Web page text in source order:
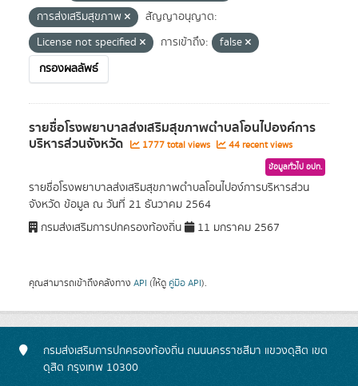
การส่งเสริมสุขภาพ
สัญญาอนุญาต:
License not specified
การเข้าถึง:
false
กรองผลลัพธ์
รายชื่อโรงพยาบาลส่งเสริมสุขภาพตำบลโอนไปองค์การ
บริหารส่วนจังหวัด 1777 total views 44 recent views
ข้อมูลทั่วไป อปท.
รายชื่อโรงพยาบาลส่งเสริมสุขภาพตำบลโอนไปอง์การบริหารส่วน
จังหวัด ข้อมูล ณ วันที่ 21 ธันวาคม 2564
กรมส่งเสริมการปกครองท้องถิ่น
11 มกราคม 2567
คุณสามารถเข้าถึงคลังทาง API (ให้ดู คู่มือ API).
กรมส่งเสริมการปกครองท้องถิ่น ถนนนครราชสีมา แขวงดุสิต เขต
ดุสิต กรุงเทพ 10300